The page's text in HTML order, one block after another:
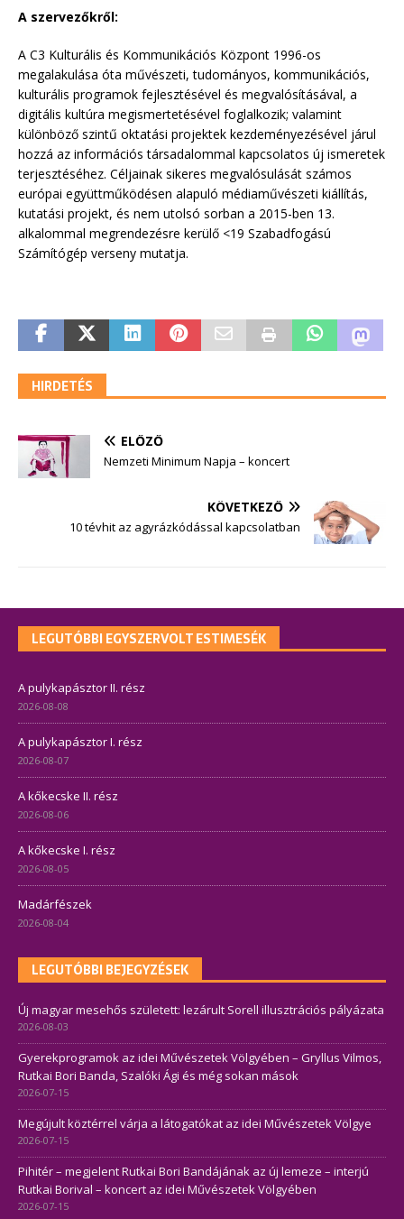
A szervezőkről:
A C3 Kulturális és Kommunikációs Központ 1996-os
megalakulása óta művészeti, tudományos, kommunikációs,
kulturális programok fejlesztésével és megvalósításával, a
digitális kultúra megismertetésével foglalkozik; valamint
különböző szintű oktatási projektek kezdeményezésével járul
hozzá az információs társadalommal kapcsolatos új ismeretek
terjesztéséhez. Céljainak sikeres megvalósulását számos
európai együttműködésen alapuló médiaművészeti kiállítás,
kutatási projekt, és nem utolsó sorban a 2015-ben 13.
alkalommal megrendezésre kerülő <19 Szabadfogású
Számítógép verseny mutatja.
HIRDETÉS
ELŐZŐ
Nemzeti Minimum Napja – koncert
KÖVETKEZŐ
10 tévhit az agyrázkódással kapcsolatban
LEGUTÓBBI EGYSZERVOLT ESTIMESÉK
A pulykapásztor II. rész
2026-08-08
A pulykapásztor I. rész
2026-08-07
A kőkecske II. rész
2026-08-06
A kőkecske I. rész
2026-08-05
Madárfészek
2026-08-04
LEGUTÓBBI BEJEGYZÉSEK
Új magyar mesehős született: lezárult Sorell illusztrációs pályázata
2026-08-03
Gyerekprogramok az idei Művészetek Völgyében – Gryllus Vilmos,
Rutkai Bori Banda, Szalóki Ági és még sokan mások
2026-07-15
Megújult köztérrel várja a látogatókat az idei Művészetek Völgye
2026-07-15
Pihitér – megjelent Rutkai Bori Bandájának az új lemeze – interjú
Rutkai Borival – koncert az idei Művészetek Völgyében
2026-07-15